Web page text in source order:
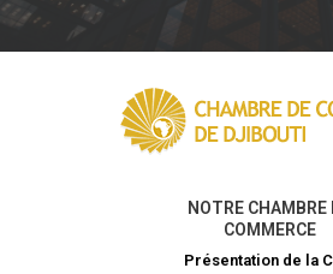
NOTRE CHAMBRE
COMMERCE
Présentation de la